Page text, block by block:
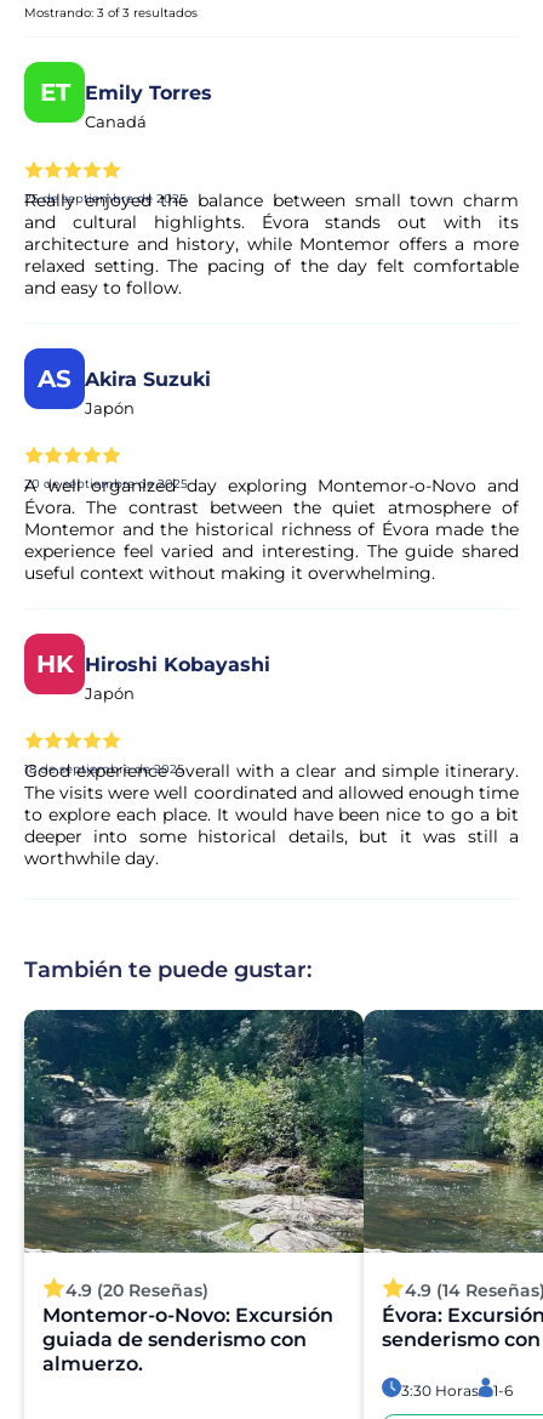
¿Se confirma mi reserva de inmediato?
Sí, su reserva se procesa al instante. Nuestro colaborador
realiza una validación rápida para garantizar la
disponibilidad. En unos instantes, recibirá la confirmación
en su correo electrónico.
Sí. Todos los pagos se procesan a través de sistemas
seguros y encriptados, lo que garantiza la total protección
de sus datos personales y financieros.
Mostrando: 3 of 3 resultados
ET Emily Torres
Canadá
25 de septiembre de 2025
Really enjoyed the balance between small town charm
and cultural highlights. Évora stands out with its
architecture and history, while Montemor offers a more
relaxed setting. The pacing of the day felt comfortable
and easy to follow.
AS Akira Suzuki
Japón
20 de septiembre de 2025
A well organized day exploring Montemor-o-Novo and
Évora. The contrast between the quiet atmosphere of
Montemor and the historical richness of Évora made the
experience feel varied and interesting. The guide shared
useful context without making it overwhelming.
HK Hiroshi Kobayashi
Japón
18 de septiembre de 2025
Good experience overall with a clear and simple itinerary.
The visits were well coordinated and allowed enough time
to explore each place. It would have been nice to go a bit
deeper into some historical details, but it was still a
worthwhile day.
También te puede gustar:
4.9 (20 Reseñas)
Montemor-o-Novo: Excursión
guiada de senderismo con
almuerzo.
4.9 (14
Évora:
senderismo
3:30 Horas 1-6